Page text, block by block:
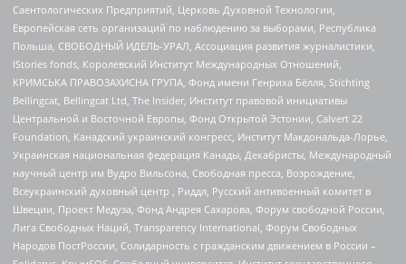
Саентологических Предприятий, Церковь Духовной Технологии,
Европейская сеть организаций по наблюдению за выборами, Республика
Польша, СВОБОДНЫЙ ИДЕЛЬ-УРАЛ, Ассоциация развития журналистики,
IStories fonds, Королевский Институт Международных Отношений,
КРИМСЬКА ПРАВОЗАХИСНА ГРУПА, Фонд имени Генриха Бёлля, Stichting
Bellingcat, Bellingcat Ltd, The Insider, Институт правовой инициативы
Центральной и Восточной Европы, Фонд Открытой Эстонии, Calvert 22
Foundation, Канадский украинский конгресс, Институт Макдональда-Лорье,
Украинская национальная федерация Канады, Декабристы, Международный
научный центр им Вудро Вильсона, Свободная пресса, Возрождение,
Всеукраинский духовный центр , Риддл, Русский антивоенный комитет в
Швеции, Проект Медуза, Фонд Андрея Сахарова, Форум свободной России,
Лига Свободных Наций, Transparеncy International, Форум Свободных
Народов ПостРоссии, Солидарность с гражданским движением в России –